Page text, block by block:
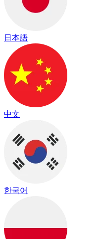
日本語
中文
한국어